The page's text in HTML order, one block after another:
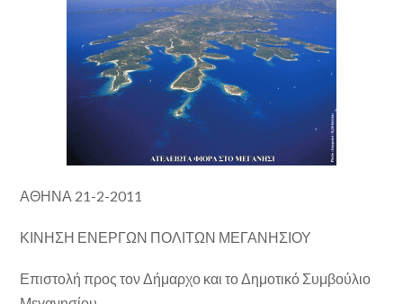
ΑΘΗΝΑ 21-2-2011
ΚΙΝΗΣΗ ΕΝΕΡΓΩΝ ΠΟΛΙΤΩΝ ΜΕΓΑΝΗΣΙΟΥ
Επιστολή προς τον Δήμαρχο και το Δημοτικό Συμβούλιο